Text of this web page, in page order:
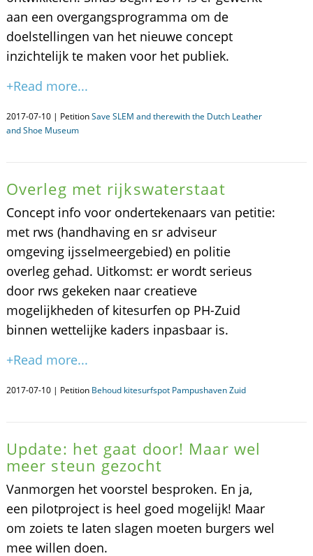
aan een overgangsprogramma om de
doelstellingen van het nieuwe concept
inzichtelijk te maken voor het publiek.
+Read more...
2017-07-10 | PetitionSave SLEM and therewith the Dutch Leather
and Shoe Museum
Overleg met rijkswaterstaat
Concept info voor ondertekenaars van petitie:
met rws (handhaving en sr adviseur
omgeving ijsselmeergebied) en politie
overleg gehad. Uitkomst: er wordt serieus
door rws gekeken naar creatieve
mogelijkheden of kitesurfen op PH-Zuid
binnen wettelijke kaders inpasbaar is.
+Read more...
2017-07-10 | Petition Behoud kitesurfspot Pampushaven Zuid
Update: het gaat door! Maar wel
meer steun gezocht
Vanmorgen het voorstel besproken. En ja,
een pilotproject is heel goed mogelijk! Maar
om zoiets te laten slagen moeten burgers wel
mee willen doen.